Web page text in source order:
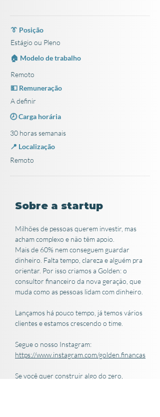
👔 Posição
Estágio ou Pleno
🏠 Modelo de trabalho
Remoto
💵 Remuneração
A definir
🕗 Carga horária
30 horas semanais
📍 Localização
Remoto
Sobre a startup
Milhões de pessoas querem investir, mas
acham complexo e não têm apoio.
Mais de 60% nem conseguem guardar
dinheiro. Falta tempo, clareza e alguém pra
orientar. Por isso criamos a Golden: o
consultor financeiro da nova geração, que
muda como as pessoas lidam com dinheiro.
Lançamos há pouco tempo, já temos vários
clientes e estamos crescendo o time.
Segue o nosso Instagram:
https://www.instagram.com/golden.financas
Se você quer construir algo do zero,